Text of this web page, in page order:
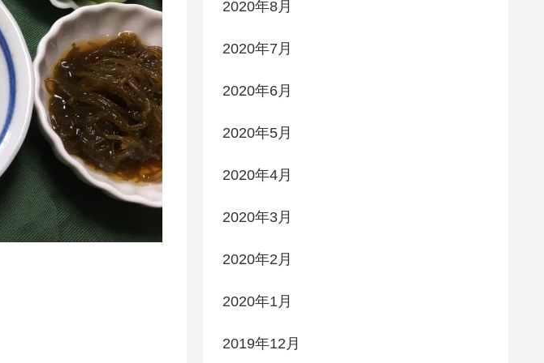
2020年8月
2020年7月
2020年6月
2020年5月
2020年4月
2020年3月
2020年2月
2020年1月
2019年12月